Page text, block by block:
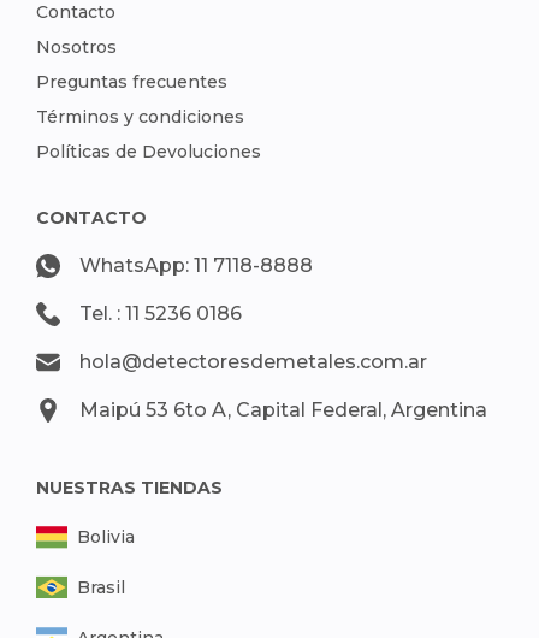
Contacto
Nosotros
Preguntas frecuentes
Términos y condiciones
Políticas de Devoluciones
CONTACTO
WhatsApp: 11 7118-8888
Tel. : 11 5236 0186
hola@detectoresdemetales.com.ar
Maipú 53 6to A, Capital Federal, Argentina
NUESTRAS TIENDAS
Bolivia
Brasil